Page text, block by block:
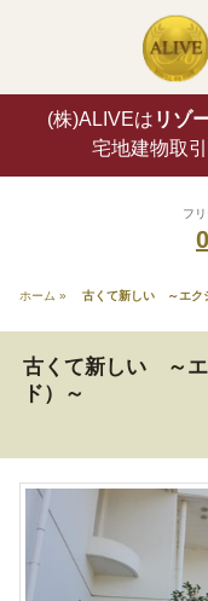
(株)ALIVEは リゾ
宅地建物取
フ
ホーム » 古くて新しい ～エク
古くて新しい ～エ
ド）～